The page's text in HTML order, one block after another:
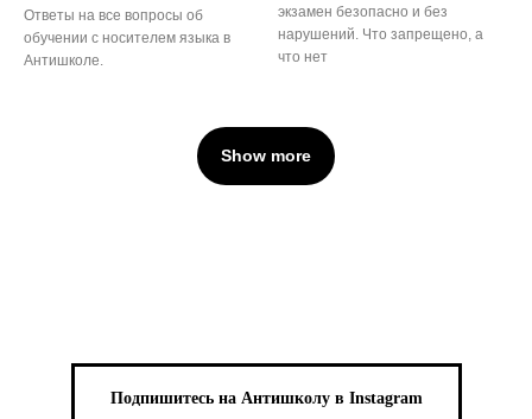
Ответы на все вопросы об
обучении с носителем языка в
Антишколе.
экзамен безопасно и без
нарушений. Что запрещено, а
что нет
Show more
Подпишитесь на Антишколу в Instagram